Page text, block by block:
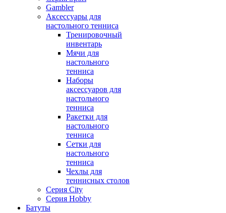
Gambler
Аксессуары для
настольного тенниса
Тренировочный
инвентарь
Мячи для
настольного
тенниса
Наборы
аксессуаров для
настольного
тенниса
Ракетки для
настольного
тенниса
Сетки для
настольного
тенниса
Чехлы для
теннисных столов
Серия City
Серия Hobby
Батуты